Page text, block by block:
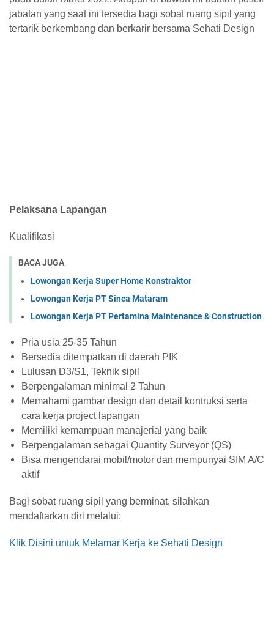
jabatan yang saat ini tersedia bagi sobat ruang sipil yang
tertarik berkembang dan berkarir bersama Sehati Design
Pelaksana Lapangan
Kualifikasi
BACA JUGA
Lowongan Kerja Super Home Konstraktor
Lowongan Kerja PT Sinca Mataram
Lowongan Kerja PT Pertamina Maintenance & Construction
Pria usia 25-35 Tahun
Bersedia ditempatkan di daerah PIK
Lulusan D3/S1, Teknik sipil
Berpengalaman minimal 2 Tahun
Memahami gambar design dan detail kontruksi serta
cara kerja project lapangan
Memiliki kemampuan manajerial yang baik
Berpengalaman sebagai Quantity Surveyor (QS)
Bisa mengendarai mobil/motor dan mempunyai SIM A/C
aktif
Bagi sobat ruang sipil yang berminat, silahkan
mendaftarkan diri melalui:
Klik Disini untuk Melamar Kerja ke Sehati Design